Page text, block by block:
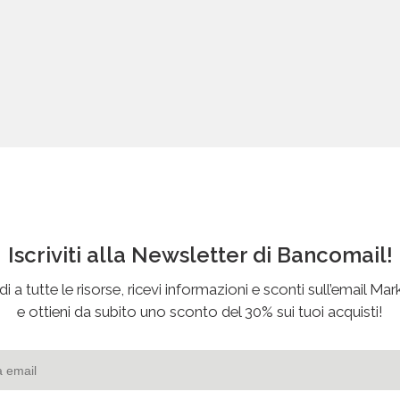
Iscriviti alla Newsletter di Bancomail!
a tutte le risorse, ricevi informazioni e sconti sull’email
e ottieni da subito uno sconto del 30% sui tuoi acquisti!